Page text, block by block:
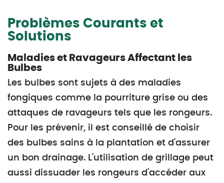
Problèmes Courants et
Solutions
Maladies et Ravageurs Affectant les
Bulbes
Les bulbes sont sujets à des maladies
fongiques comme la pourriture grise ou des
attaques de ravageurs tels que les rongeurs.
Pour les prévenir, il est conseillé de choisir
des bulbes sains à la plantation et d'assurer
un bon drainage. L'utilisation de grillage peut
aussi dissuader les rongeurs d'accéder aux